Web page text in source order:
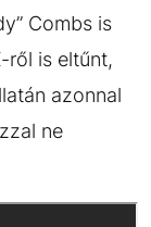
Combs is
ről is eltűnt,
azonnal
ne